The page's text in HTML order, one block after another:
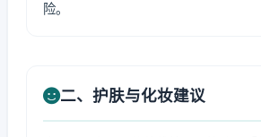
险。
二、护肤与化妆建议